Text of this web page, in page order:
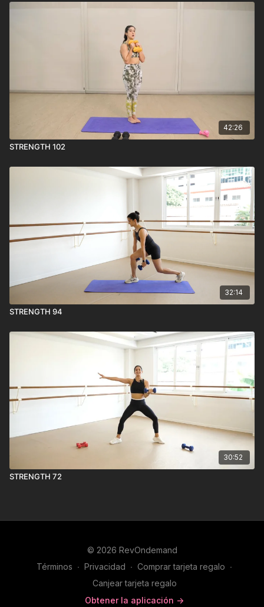
42:26
STRENGTH 102
32:14
STRENGTH 94
30:52
STRENGTH 72
© 2026 RevOndemand
Términos ∙ Privacidad ∙ Comprar tarjeta regalo ∙
Canjear tarjeta regalo
Obtener la aplicación ->